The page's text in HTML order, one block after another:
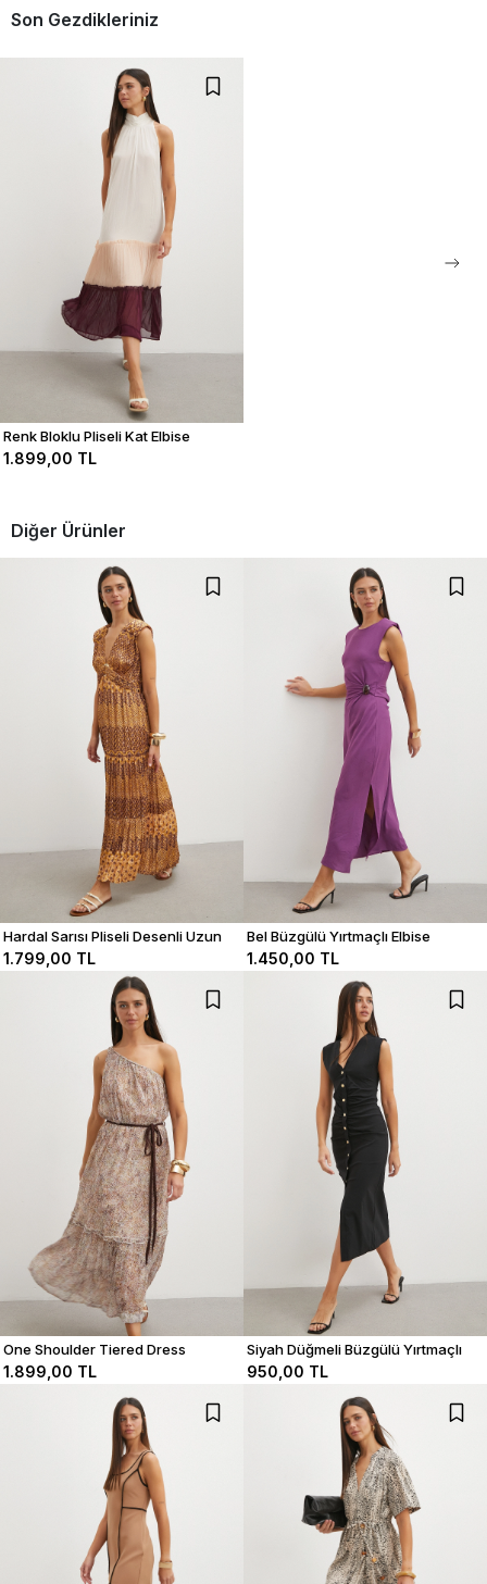
Bu ürün ile ilgili düşüncelerinizi paylaşın
Yorum Yap
Ürünü sipariş verdiğiniz gün saat 18:00 ve öncesi ise siparişiniz
Eğer kargoyu saat 18:00`den sonra verdiyseniz ürününüzün
stoklarda olması durumunda ertesi gün kargolama yapılmaktadır.
Son Gezdikleriniz
Renk Bloklu Pliseli Kat Elbise
1.899,00 TL
Diğer Ürünler
Hardal Sarısı Pliseli Desenli Uzun
Elbise
1.799,00 TL
Bel Büzgülü Yırtmaçlı Elbise
1.450,00 TL
One Shoulder Tiered Dress
1.899,00 TL
Siyah Düğmeli Büzgülü Yırtmaçlı
Elbise
950,00 TL